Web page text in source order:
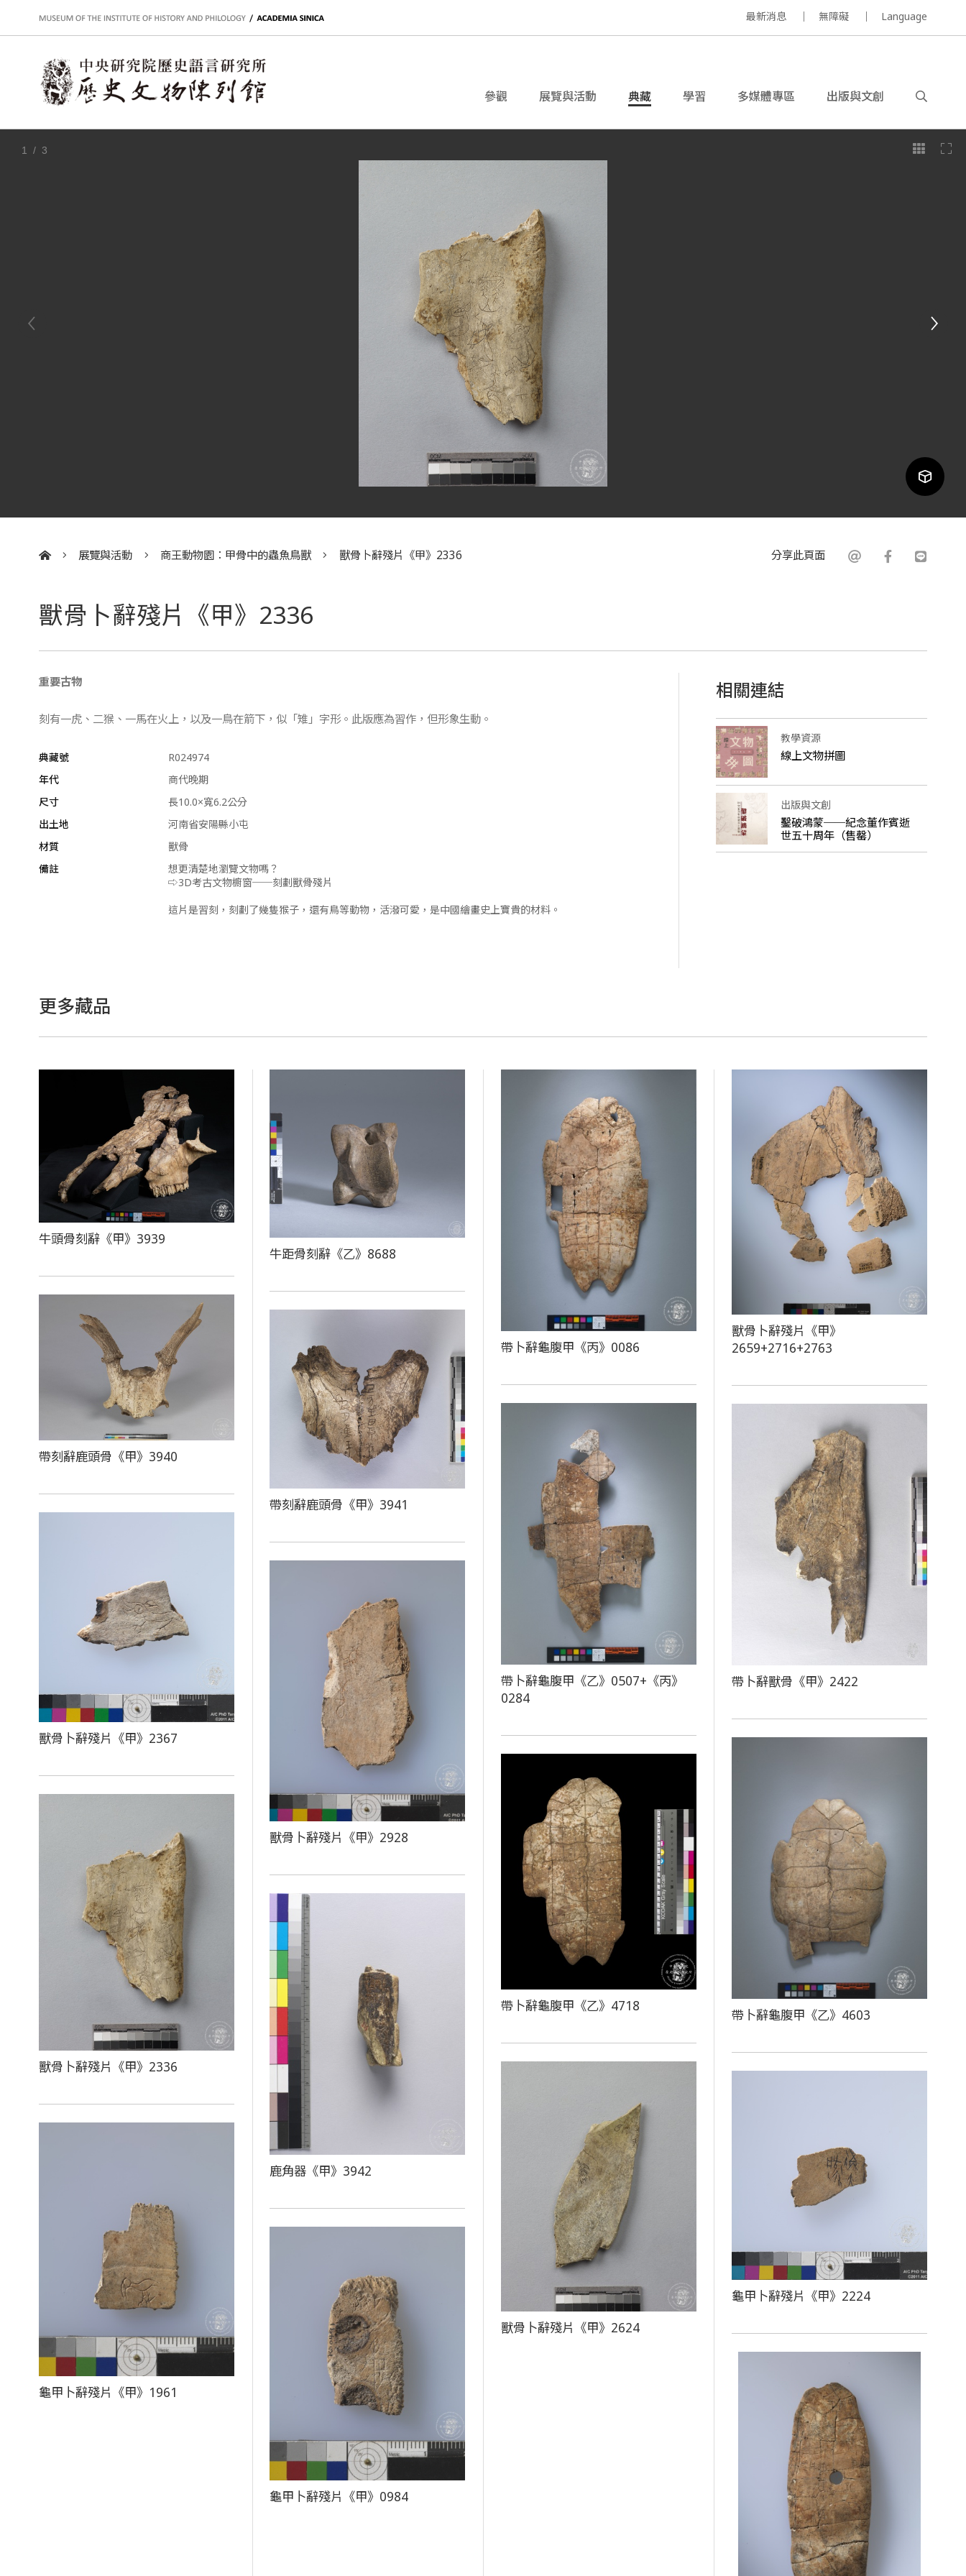
:::
最新消息 無障礙 Language
參觀 展覽與活動 典藏 學習 多媒體專區 出版與文創
1 / 3
展覽與活動 商王動物園：甲骨中的蟲魚鳥獸 獸骨卜辭殘片《甲》2336 分享此頁面
獸骨卜辭殘片《甲》2336
重要古物
刻有一虎、二猴、一馬在火上，以及一鳥在箭下，似「雉」字形。此版應為習作，但形象生動。
典藏號
R024974
年代
商代晚期
尺寸
長10.0×寬6.2公分
出土地
河南省安陽縣小屯
材質
獸骨
備註
想更清楚地瀏覽文物嗎？
⇨3D考古文物櫥窗──刻劃獸骨殘片
這片是習刻，刻劃了幾隻猴子，還有鳥等動物，活潑可愛，是中國繪畫史上寶貴的材料。
相關連結
教學資源
線上文物拼圖
出版與文創
鑿破鴻蒙──紀念董作賓逝
世五十周年（售罄）
更多藏品
牛頭骨刻辭《甲》3939
牛距骨刻辭《乙》8688
帶卜辭龜腹甲《丙》0086
獸骨卜辭殘片《甲》
2659+2716+2763
帶刻辭鹿頭骨《甲》3940
帶刻辭鹿頭骨《甲》3941
帶卜辭龜腹甲《乙》0507+《丙》
0284
帶卜辭獸骨《甲》2422
獸骨卜辭殘片《甲》2367
獸骨卜辭殘片《甲》2928
帶卜辭龜腹甲《乙》4603
帶卜辭龜腹甲《乙》4718
獸骨卜辭殘片《甲》2336
鹿角器《甲》3942
獸骨卜辭殘片《甲》2624
龜甲卜辭殘片《甲》2224
龜甲卜辭殘片《甲》1961
龜甲卜辭殘片《甲》0984